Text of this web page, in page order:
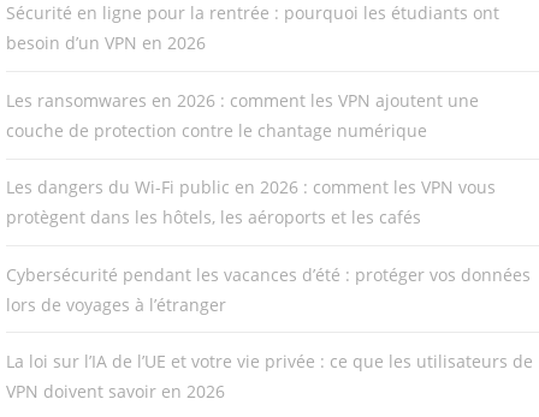
Sécurité en ligne pour la rentrée : pourquoi les étudiants ont
besoin d’un VPN en 2026
Les ransomwares en 2026 : comment les VPN ajoutent une
couche de protection contre le chantage numérique
Les dangers du Wi-Fi public en 2026 : comment les VPN vous
protègent dans les hôtels, les aéroports et les cafés
Cybersécurité pendant les vacances d’été : protéger vos données
lors de voyages à l’étranger
La loi sur l’IA de l’UE et votre vie privée : ce que les utilisateurs de
VPN doivent savoir en 2026